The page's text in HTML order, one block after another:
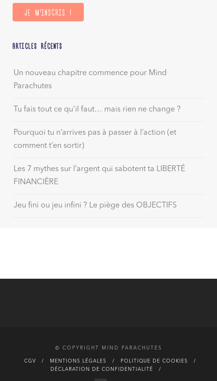
ARTICLES RÉCENTS
Un nouveau chapitre commence pour Mind
Parachutes
Tu fais tout ce qu’il faut… mais rien ne change ?
Pourquoi tu n’arrives pas à passer à l’action (et
comment t’en sortir)
Les 7 mythes sur l’argent qui sabotent ta LIBERTÉ
FINANCIÈRE
Jeu fini ou jeu infini ? Le piège des OBJECTIFS
© COPYRIGHT MIND PARACHUTES
CGV MENTIONS LÉGALES
POLITIQUE DE COOKIES
DÉCLARATION DE CONFIDENTIALITÉ